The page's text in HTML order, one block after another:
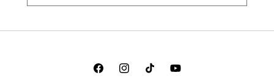
FacebookInstagramTikTok YouTube